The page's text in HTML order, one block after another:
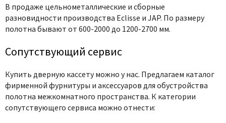
В продаже цельнометаллические и сборные
разновидности производства Eclisse и JAP. По размеру
полотна бывают от 600-2000 до 1200-2700 мм.
Сопутствующий сервис
Купить дверную кассету можно у нас. Предлагаем каталог
фирменной фурнитуры и аксессуаров для обустройства
полотна межкомнатного пространства. К категории
сопутствующего сервиса можно отнести: